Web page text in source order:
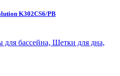
K302CS6/PB
для бассейна, Щетки для дна,